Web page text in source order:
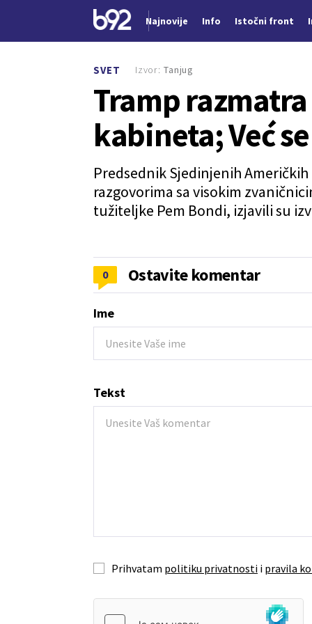
Najnovije Info Istočni front
SVET
Tramp
kabineta; Već
Predsednik Sjedinjenih
razgovorima sa visokim
tužiteljke Pem Bondi, izjavili su
Izvor: Tanjug
0 Ostavite komentar
Ime
Tekst
Prihvatam politiku privatnosti i pravila